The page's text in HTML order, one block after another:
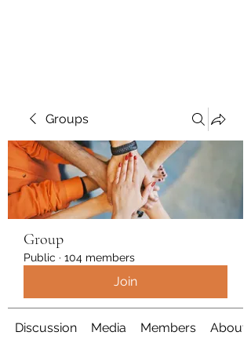
Groups
Group
Public · 104 members
Join
Discussion Media Members About